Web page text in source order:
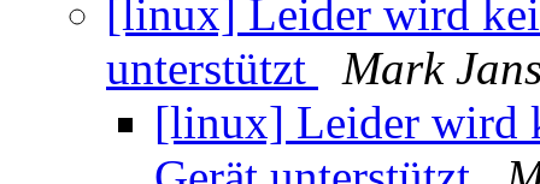
[linux] Leider wird
unterstützt
Mark
[linux] Leider wird